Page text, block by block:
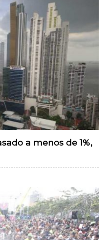
a menos de 1%,